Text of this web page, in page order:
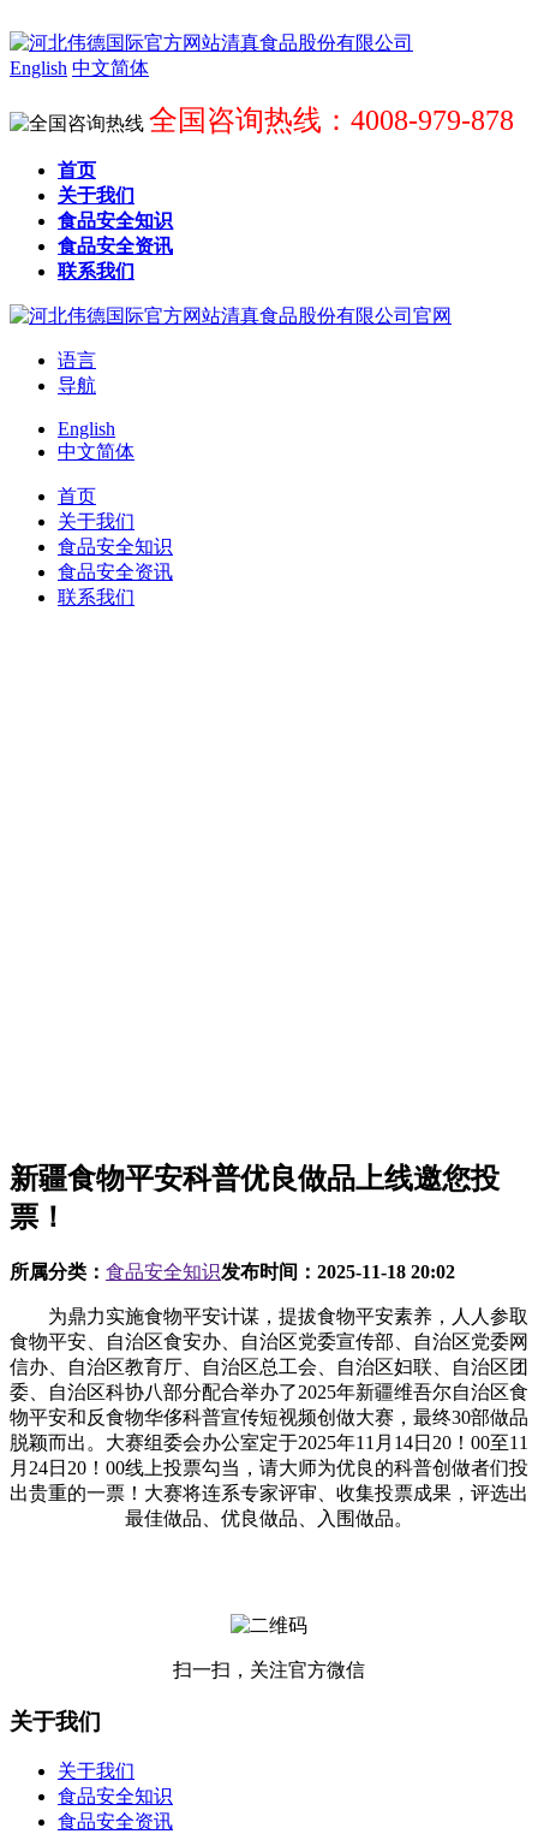
English 中文简体
全国咨询热线：4008-979-878
首页
关于我们
食品安全知识
食品安全资讯
联系我们
语言
导航
English
中文简体
首页
关于我们
食品安全知识
食品安全资讯
联系我们
新疆食物平安科普优良做品上线邀您投
票！
所属分类： 食品安全知识发布时间： 2025-11-18 20:02
为鼎力实施食物平安计谋，提拔食物平安素养，人人参取
食物平安、自治区食安办、自治区党委宣传部、自治区党委网
信办、自治区教育厅、自治区总工会、自治区妇联、自治区团
委、自治区科协八部分配合举办了2025年新疆维吾尔自治区食
物平安和反食物华侈科普宣传短视频创做大赛，最终30部做品
脱颖而出。大赛组委会办公室定于2025年11月14日20！00至11
月24日20！00线上投票勾当，请大师为优良的科普创做者们投
出贵重的一票！大赛将连系专家评审、收集投票成果，评选出
最佳做品、优良做品、入围做品。
扫一扫，关注官方微信
关于我们
关于我们
食品安全知识
食品安全资讯